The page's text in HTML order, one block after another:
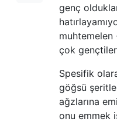
genç
çok
Spesifik
göğsü
ağzlarına
onu emmek